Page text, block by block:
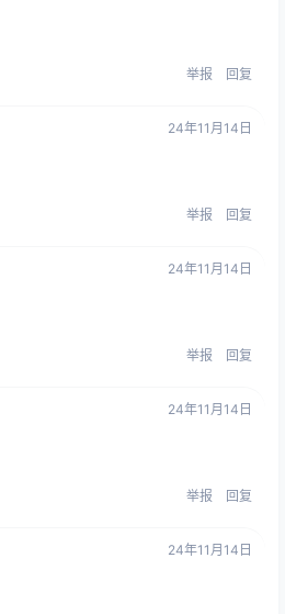
举报 回复
24年11月14日
举报 回复
24年11月14日
举报 回复
24年11月14日
举报 回复
24年11月14日